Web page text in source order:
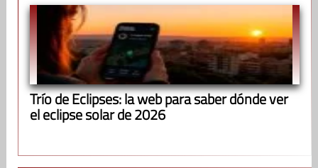
Trío de Eclipses: la web para saber dónde ver
el eclipse solar de 2026